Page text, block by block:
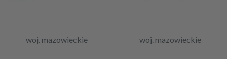
woj. mazowieckie woj. mazowieckie